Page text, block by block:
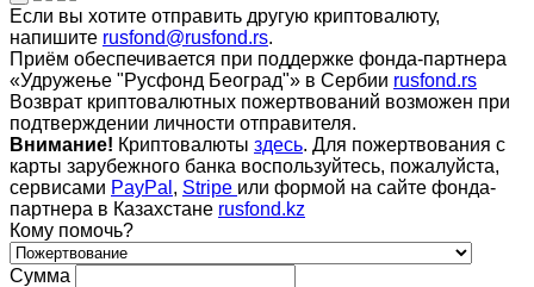
Если вы хотите отправить другую криптовалюту,
напишите rusfond@rusfond.rs.
Приём обеспечивается при поддержке фонда-партнера
«Удружење "Русфонд Београд"» в Сербии rusfond.rs
Возврат криптовалютных пожертвований возможен при
подтверждении личности отправителя.
Внимание! Криптовалюты здесь. Для пожертвования с
карты зарубежного банка воспользуйтесь, пожалуйста,
сервисами PayPal , Stripe или формой на сайте фонда-
партнера в Казахстане rusfond.kz
Кому помочь?
Сумма